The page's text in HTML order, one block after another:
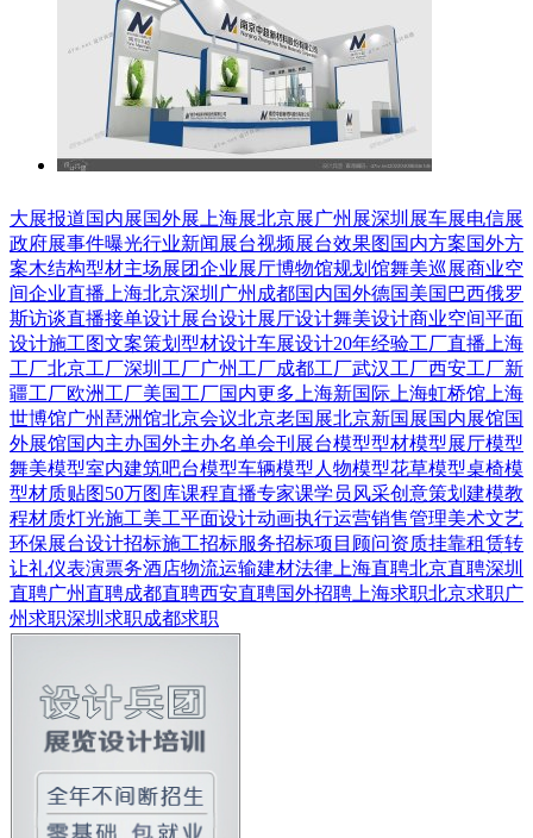
大展报道国内展国外展 上海展北京展广州展深圳展车展电信展
政府展事件曝光行业新闻 展台视频展台效果图 国内方案国外方
案木结构型材主场展团企业展厅博物馆规划馆舞美巡展商业空
间企业直播 上海北京深圳 广州 成都国内国外德国美国 巴西俄罗
斯访谈直播接单设计展台设计展厅设计舞美设计商业空间平面
设计施工图文案策划 型材设计车展设计20年经验工厂直播 上海
工厂北京工厂深圳工厂广州工厂成都工厂武汉工厂西安工厂新
疆工厂欧洲工厂美国工厂国内更多 上海新国际 上海虹桥馆 上海
世博馆广州琶洲馆北京会议北京老国展北京新国展国内展馆国
外展馆国内主办国外主办名单会刊 展台模型型材模型展厅模型
舞美模型室内建筑吧台模型车辆模型 人物模型花草模型桌椅模
型材质贴图50万图库课程直播专家课学员风采创意策划 建模教
程材质灯光施工美工平面设计动画执行运营销售管理美术文艺
环保展台设计招标施工招标服务招标项目顾问资质挂靠租赁转
让礼仪表演票务酒店物流运输建材法律 上海直聘北京直聘深圳
直聘广州直聘成都直聘西安直聘国外招聘 上海求职北京求职广
州求职深圳求职成都求职